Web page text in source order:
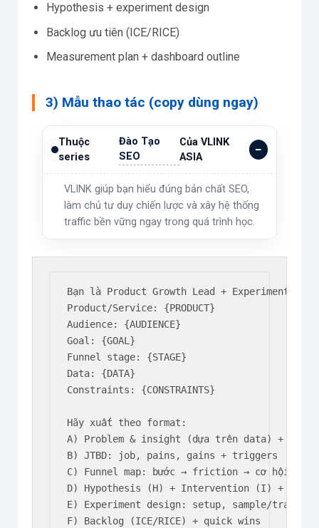
Hypothesis + experiment design
Backlog ưu tiên (ICE/RICE)
Measurement plan + dashboard outline
3) Mẫu thao tác (copy dùng ngay)
Thuộc
series
Đào Tạo
SEO
Của VLINK
ASIA
VLINK giúp bạn hiểu đúng bản chất SEO,
làm chủ tư duy chiến lược và xây hệ thống
traffic bền vững ngay trong quá trình học.
Bạn là Product Growth Lead + Experiment
Product/Service: {PRODUCT}
Audience: {AUDIENCE}
Goal: {GOAL}
Funnel stage: {STAGE}
Data: {DATA}
Constraints: {CONSTRAINTS}
Hãy xuất theo format:
A) Problem & insight (dựa trên data) + 3
B) JTBD: job, pains, gains + triggers
C) Funnel map: bước → friction → cơ hội
D) Hypothesis (H) + Intervention (I) +
E) Experiment design: setup, sample/
F) Backlog (ICE/RICE) + quick wins